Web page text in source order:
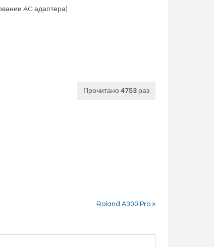
AC адаптера)
Прочитано 4753 раз
Roland A300 Pro »